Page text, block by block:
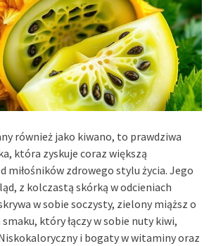
również jako kiwano, to prawdziwa
która zyskuje coraz większą
miłośników zdrowego stylu życia. Jego
z kolczastą skórką w odcieniach
w sobie soczysty, zielony miąższ o
który łączy w sobie nuty kiwi,
i bogaty w witaminy oraz